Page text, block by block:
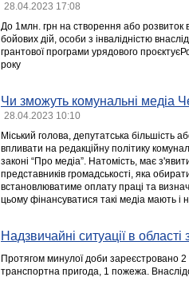
28.04.2023 17:08
До 1млн. грн на створення або розвиток
бойових дій, особи з інвалідністю
грантової програми урядового
року
Чи зможуть комунальні медіа
28.04.2023 10:10
Міський голова, депутатська більшість
впливати на редакційну політику
законі “Про медіа”. Натомість, має
представників громадськості, яка
встановлюватиме оплату праці та
цьому фінансуватися такі медіа мають і
Надзвичайні ситуації в
Протягом минулої доби зареєстровано
транспортна пригода, 1 пожежа.